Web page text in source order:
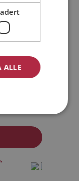
ALLE